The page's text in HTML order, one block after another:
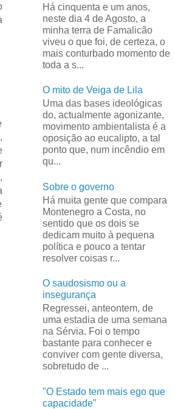
Há cinquenta e um anos,
neste dia 4 de Agosto, a
minha terra de Famalicão
viveu o que foi, de certeza, o
mais conturbado momento de
toda a s...
O mito de Veiga de Lila
Uma das bases ideológicas
do, actualmente agonizante,
movimento ambientalista é a
oposição ao eucalipto, a tal
ponto que, num incêndio em
qu...
Sobre o governo
Há muita gente que compara
Montenegro a Costa, no
sentido que os dois se
dedicam muito à pequena
política e pouco a tentar
resolver coisas r...
O saudosismo ou a
insegurança
Regressei, anteontem, de
uma estadia de uma semana
na Sérvia. Foi o tempo
bastante para conhecer e
conviver com gente diversa,
sobretudo de ...
"O Estado tem mais ego que
capacidade"